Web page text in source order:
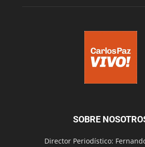
SOBRE
Director Periodístico: